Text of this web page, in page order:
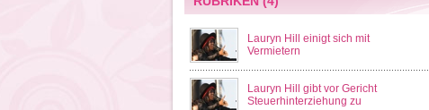
Lauryn Hill einigt sich mit
Vermietern
Lauryn Hill gibt vor Gericht
Steuerhinterziehung zu